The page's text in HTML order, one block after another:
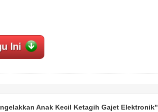
Anak Kecil Ketagih Gajet Elektronik"